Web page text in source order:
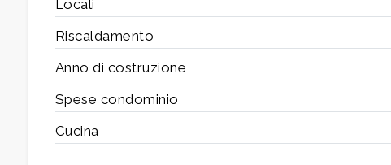
Locali
Riscaldamento
Anno di costruzione
Spese condominio
Cucina
Camere
minime